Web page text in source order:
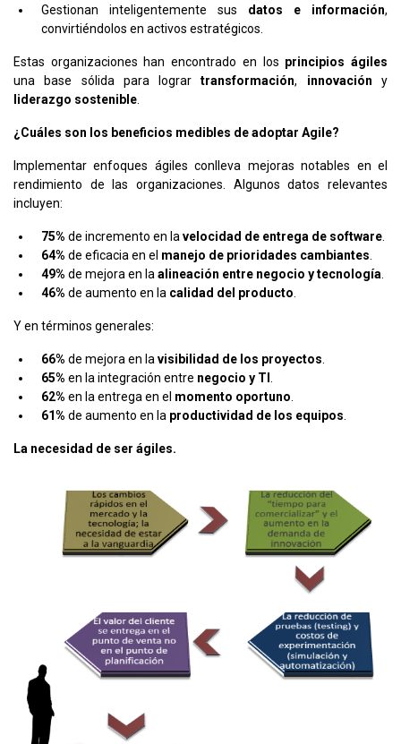
Gestionan inteligentemente sus datos e información,
convirtiéndolos en activos estratégicos.
Estas organizaciones han encontrado en los principios ágiles
una base sólida para logrartransformación, innovación y
liderazgo sostenible
¿Cuáles son los beneficios medibles de adoptar Agile?
Implementar enfoques ágiles conlleva mejoras notables en el
rendimiento de las organizaciones. Algunos datos relevantes
incluyen:
75% de incremento en la velocidad de entrega de software
64% de eficacia en el manejo de prioridades cambiantes
49% de mejora en la alineación entre negocio y tecnología
46% de aumento en la calidad del producto
Y en términos generales:
66% de mejora en la visibilidad de los proyectos
65% en la integración entre negocio y TI
62% en la entrega en el momento oportuno
61% de aumento en la productividad de los equipos
La necesidad de ser ágiles.